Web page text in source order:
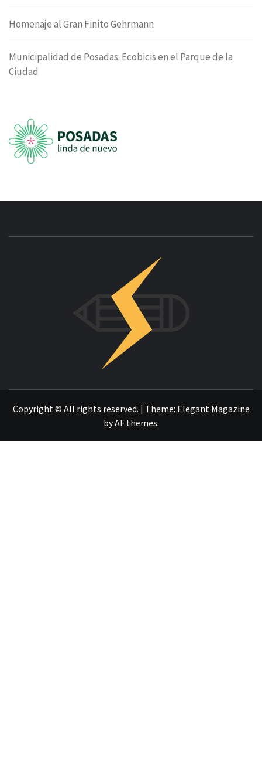
Homenaje al Gran Finito Gehrmann
Municipalidad de Posadas: Ecobicis en el Parque de la
Ciudad
Copyright © All rights reserved. | Theme: Elegant Magazine
byAF themes.